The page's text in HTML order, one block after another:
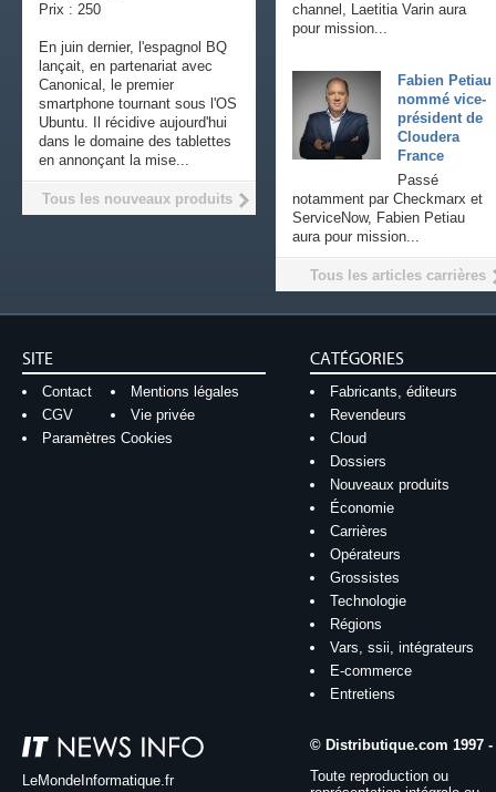
channel, Laetitia Varin aura
pour mission...
Fabien Petiau
nommé vice-
président de
Cloudera
France
Passé
notamment par Checkmarx et
ServiceNow, Fabien Petiau
aura pour mission...
Tous les articles carrières
Prix : 250
En juin dernier, l'espagnol BQ
lançait, en partenariat avec
Canonical, le premier
smartphone tournant sous l'OS
Ubuntu. Il récidive aujourd'hui
dans le domaine des tablettes
en annonçant la mise...
Tous les nouveaux produits
SITE
Contact
Mentions légales
CGV
Vie privée
Paramètres Cookies
CATÉGORIES
Fabricants, éditeurs
Revendeurs
Cloud
Dossiers
Nouveaux produits
Économie
Carrières
Opérateurs
Grossistes
Technologie
Régions
Vars, ssii, intégrateurs
E-commerce
Entretiens
LeMondeInformatique.fr
© Distributique.com 1997 -
Toute reproduction ou